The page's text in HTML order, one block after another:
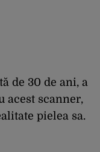
de 30 de ani, a
acest scanner,
pielea sa.